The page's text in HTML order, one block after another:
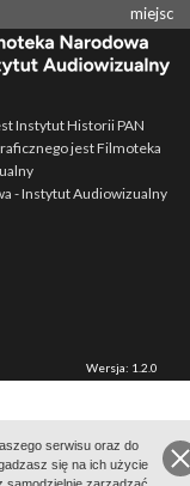
serwisu oraz do
się na ich użycie
miejsc
Instytut Historii PAN
jest Filmoteka
- Instytut Audiowizualny
Wersja: 1.2.0